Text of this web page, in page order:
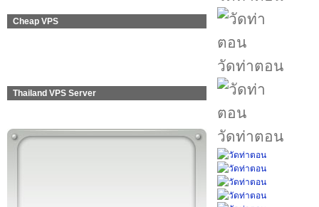
Cheap VPS
Thailand VPS Server
วัดท่าตอน
วัดท่าตอน